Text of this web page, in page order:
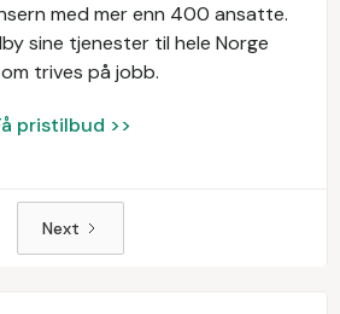
med mer enn 400 ansatte.
sine tjenester til hele Norge
trives på jobb.
pristilbud >>
Next